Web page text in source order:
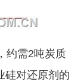
约需2吨炭质
硅对还原剂的